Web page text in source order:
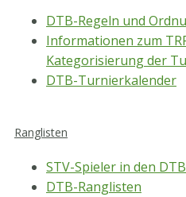
DTB-Regeln und
Informationen zum
Kategorisierung der
DTB-Turnierkalender
Ranglisten
STV-Spieler in den
DTB-Ranglisten